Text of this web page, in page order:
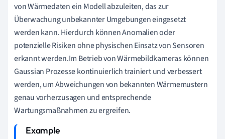
von Wärmedaten ein Modell abzuleiten, das zur
Überwachung unbekannter Umgebungen eingesetzt
werden kann. Hierdurch können Anomalien oder
potenzielle Risiken ohne physischen Einsatz von Sensoren
erkannt werden.Im Betrieb von Wärmebildkameras können
Gaussian Prozesse kontinuierlich trainiert und verbessert
werden, um Abweichungen von bekannten Wärmemustern
genau vorherzusagen und entsprechende
Wartungsmaßnahmen zu ergreifen.